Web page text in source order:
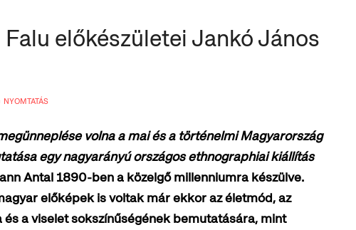
előkészületei Jankó János
NYOMTATÁS
volna a mai és a történelmi Magyarország
egy nagyarányú országos ethnographiai kiállítás
Antal 1890-ben a közelgő millenniumra készülve.
előképek is voltak már ekkor az életmód, az
a viselet sokszínűségének bemutatására, mint